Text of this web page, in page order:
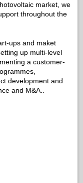
market, we
throughout the
ups and maket
up multi-level
a customer-
development and
and M&A..